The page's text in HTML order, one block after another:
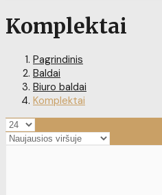
Komplektai
Pagrindinis
Baldai
Biuro baldai
Komplektai